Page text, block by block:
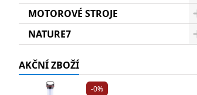
MOTOROVÉ STROJE
NATURE7
AKČNÍ ZBOŽÍ
-0%